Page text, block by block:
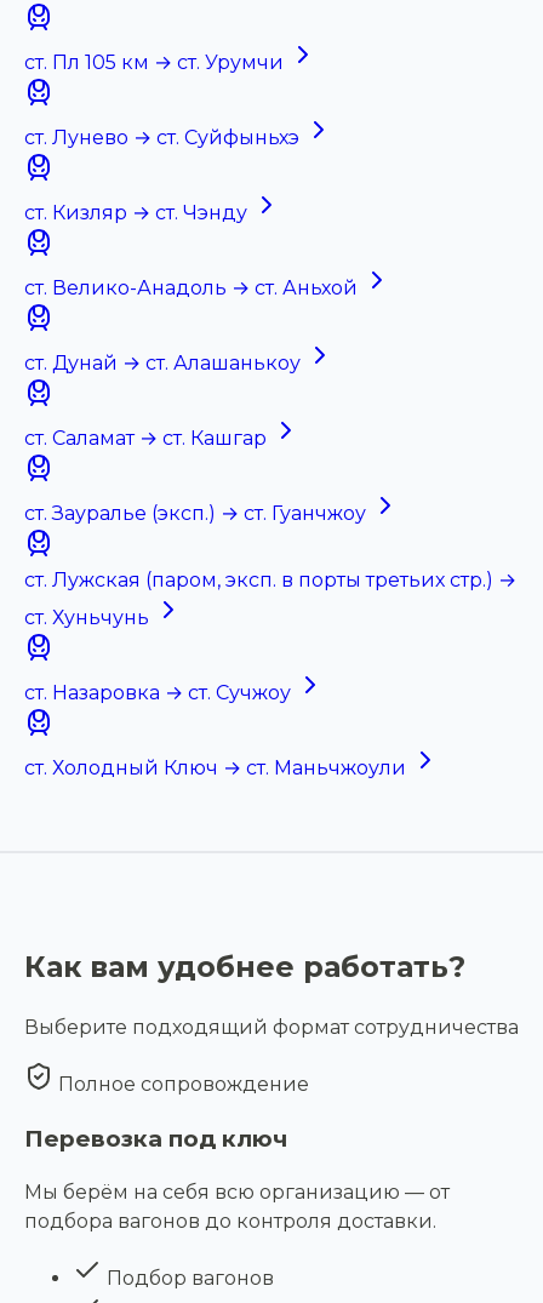
ст. Пл 105 км → ст. Урумчи
ст. Лунево → ст. Суйфыньхэ
ст. Кизляр → ст. Чэнду
ст. Велико-Анадоль → ст. Аньхой
ст. Дунай → ст. Алашанькоу
ст. Саламат → ст. Кашгар
ст. Зауралье (эксп.) → ст. Гуанчжоу
ст. Лужская (паром, эксп. в порты третьих стр.) →
ст. Хуньчунь
ст. Назаровка → ст. Сучжоу
ст. Холодный Ключ → ст. Маньчжоули
Как вам удобнее работать?
Выберите подходящий формат сотрудничества
Полное сопровождение
Перевозка под ключ
Мы берём на себя всю организацию — от
подбора вагонов до контроля доставки.
Подбор вагонов